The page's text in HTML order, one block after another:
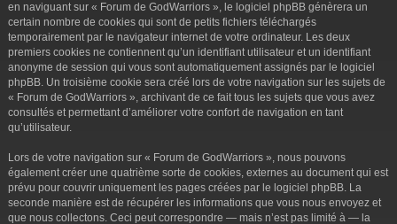
en naviguant sur « Forum de GodWarriors », le logiciel phpBB génèrera un
certain nombre de cookies qui sont de petits fichiers téléchargés
temporairement par le navigateur internet de votre ordinateur. Les deux
premiers cookies ne contiennent qu’un identifiant utilisateur et un identifiant
anonyme de session qui vous sont automatiquement assignés par le logiciel
phpBB. Un troisième cookie sera créé lors de votre navigation sur les sujets de
« Forum de GodWarriors », archivant de ce fait tous les sujets que vous avez
consultés et permettant d’améliorer votre confort de navigation en tant
qu’utilisateur.
Lors de votre navigation sur « Forum de GodWarriors », nous pouvons
également créer une quatrième sorte de cookies, externes au document qui est
prévu pour couvrir uniquement les pages créées par le logiciel phpBB. La
seconde manière est de récupérer les informations que vous nous envoyez et
que nous collectons. Ceci peut correspondre — mais n’est pas limité à — la